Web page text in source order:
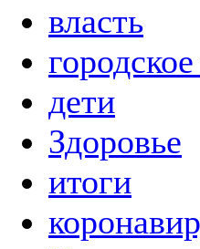
власть
дети
Здоровье
итоги